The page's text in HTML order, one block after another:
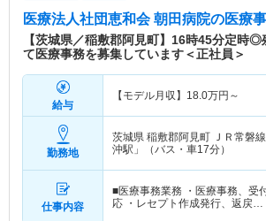
医療法人社団恵和会 朝田病院の医療
【茨城県／稲敷郡阿見町】16時45分定時
て医療事務を募集しています＜正社員＞
給与
【モデル月収】 18.0万円～
勤務地
茨城県 稲敷郡阿見町 ＪＲ常磐
沖駅」（バス・車17分）
仕事内容
■医療事務業務 ・医療事務、受
応 ・レセプト作成発行、返戻…